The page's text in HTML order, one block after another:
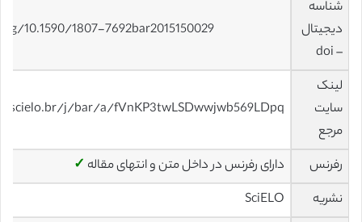
شناسه
دیجیتال
– doi
10.1590/1807-7692bar2015150029
لینک
سایت
مرجع
j/bar/a/fVnKP3twLSDwwjwb569LDpq
رفرنس دارای رفرنس در داخل متن و انتهای مقاله ✓
نشریه
SciELO